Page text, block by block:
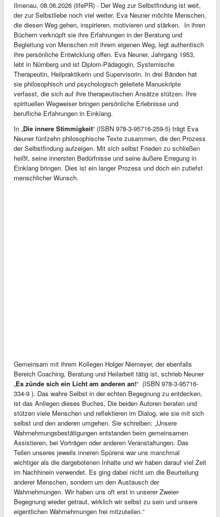
Ilmenau, 08.06.2026 (lifePR) - Der Weg zur Selbstfindung ist weit,
der zur Selbstliebe noch viel weiter. Eva Neuner möchte Menschen,
die diesen Weg gehen, inspirieren, motivieren und stärken. In ihren
Büchern verknüpft sie ihre Erfahrungen in der Beratung und
Begleitung von Menschen mit ihrem eigenen Weg, legt authentisch
ihre persönliche Entwicklung offen. Eva Neuner, Jahrgang 1953,
lebt in Nürnberg und ist Diplom-Pädagogin, Systemische
Therapeutin, Heilpraktikerin und Supervisorin. In drei Bänden hat
sie philosophisch und psychologisch geleitete Manuskripte
verfasst, die sich auf ihre therapeutischen Ansätze stützen. Ihre
spirituellen Wegweiser bringen persönliche Erlebnisse und
berufliche Erfahrungen in Einklang.
In „Die innere Stimmigkeit“ (ISBN 978-3-95716-259-5) trägt Eva
Neuner fünfzehn philosophische Texte zusammen, die den Prozess
der Selbstfindung aufzeigen. Mit sich selbst Frieden zu schließen
heißt, seine innersten Bedürfnisse und seine äußere Erregung in
Einklang bringen. Dies ist ein langer Prozess und doch ein zutiefst
menschlicher Wunsch.
Gemeinsam mit ihrem Kollegen Holger Niemeyer, der ebenfalls
Bereich Coaching, Beratung und Heilarbeit tätig ist, schrieb Neuner
„Es zünde sich ein Licht am anderen an!“ (ISBN 978-3-95716-
334-9 ). Das wahre Selbst in der echten Begegnung zu entdecken,
ist das Anliegen dieses Buches, Die beiden Autoren beraten und
stützen viele Menschen und reflektieren im Dialog, wie sie mit sich
selbst und den anderen umgehen. Sie schreiben: „Unsere
Wahrnehmungsbestätigungen entstanden beim gemeinsamen
Assistieren, bei Vorträgen oder anderen Veranstaltungen. Das
Teilen unseres jeweils inneren Spürens war uns manchmal
wichtiger als die dargebotenen Inhalte und wir haben darauf viel Zeit
im Nachhinein verwendet. Es ging dabei nicht um die Beurteilung
anderer Menschen, sondern um den Austausch der
Wahrnehmungen. Wir haben uns oft erst in unserer Zweier-
Begegnung wieder getraut, wirklich wir selbst zu sein und unsere
eigentlichen Wahrnehmungen frei mitzuteilen.“